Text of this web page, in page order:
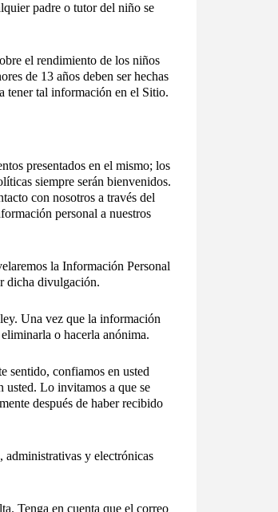
padre o tutor del niño se
el rendimiento de los niños
de 13 años deben ser hechas
tener tal información en el Sitio.
presentados en el mismo; los
siempre serán bienvenidos.
con nosotros a través del
personal a nuestros
la Información Personal
dicha divulgación.
Una vez que la información
o hacerla anónima.
sentido, confiamos en usted
usted. Lo invitamos a que se
después de haber recibido
administrativas y electrónicas
Tenga en cuenta que el correo